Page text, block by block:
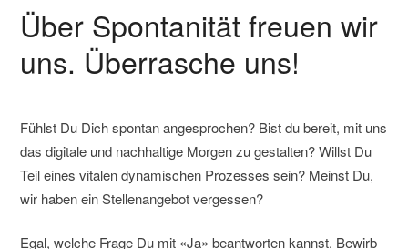
Über Spontanität freuen wir
uns. Überrasche uns!
Fühlst Du Dich spontan angesprochen? Bist du bereit, mit uns
das digitale und nachhaltige Morgen zu gestalten? Willst Du
Teil eines vitalen dynamischen Prozesses sein? Meinst Du,
wir haben ein Stellenangebot vergessen?
Egal, welche Frage Du mit «Ja» beantworten kannst. Bewirb